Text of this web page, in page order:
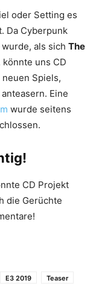
oder Setting es
Da Cyberpunk
als sich The
uns CD
Spiels,
Eine
wurde seitens
CD Projekt
die Gerüchte
E3 2019
Teaser